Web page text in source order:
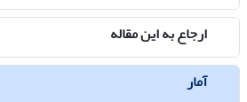
ارجاع به این مقاله
آمار